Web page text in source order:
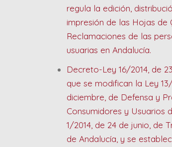
regula la edición,
impresión de las Hojas de
Reclamaciones de las
usuarias en Andalucía.
Decreto-Ley 16/2014, de
que se modifican la Ley
diciembre, de Defensa y
Consumidores y Usuarios
1/2014, de 24 de junio, de
de Andalucía, y se